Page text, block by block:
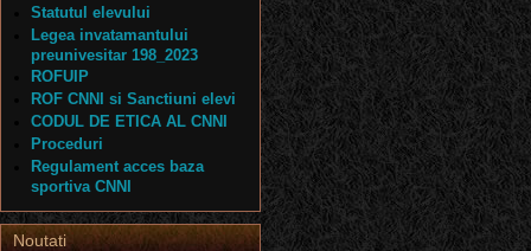
Statutul elevului
Legea invatamantului
preunivesitar 198_2023
ROFUIP
ROF CNNI si Sanctiuni elevi
CODUL DE ETICA AL CNNI
Proceduri
Regulament acces baza
sportiva CNNI
Noutati